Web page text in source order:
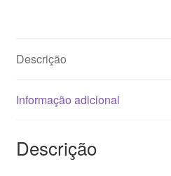
Descrição
Informação adicional
Descrição